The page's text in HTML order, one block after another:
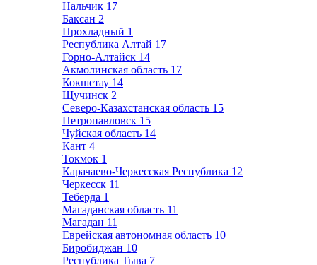
Нальчик 17
Баксан 2
Прохладный 1
Республика Алтай 17
Горно-Алтайск 14
Акмолинская область 17
Кокшетау 14
Щучинск 2
Северо-Казахстанская область 15
Петропавловск 15
Чуйская область 14
Кант 4
Токмок 1
Карачаево-Черкесская Республика 12
Черкесск 11
Теберда 1
Магаданская область 11
Магадан 11
Еврейская автономная область 10
Биробиджан 10
Республика Тыва 7